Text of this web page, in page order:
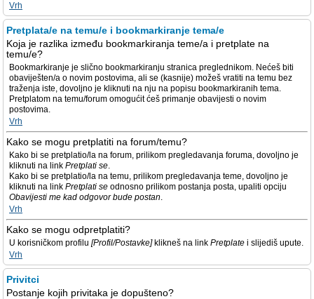
Vrh
Pretplata/e na temu/e i bookmarkiranje tema/e
Koja je razlika između bookmarkiranja teme/a i pretplate na
temu/e?
Bookmarkiranje je slično bookmarkiranju stranica preglednikom. Nećeš biti
obaviješten/a o novim postovima, ali se (kasnije) možeš vratiti na temu bez
traženja iste, dovoljno je kliknuti na nju na popisu bookmarkiranih tema.
Pretplatom na temu/forum omogućit ćeš primanje obavijesti o novim
postovima.
Vrh
Kako se mogu pretplatiti na forum/temu?
Kako bi se pretplatio/la na forum, prilikom pregledavanja foruma, dovoljno je
kliknuti na link Pretplati se.
Kako bi se pretplatio/la na temu, prilikom pregledavanja teme, dovoljno je
kliknuti na link Pretplati se odnosno prilikom postanja posta, upaliti opciju
Obavijesti me kad odgovor bude postan.
Vrh
Kako se mogu odpretplatiti?
U korisničkom profilu [Profil/Postavke]klikneš na link Pretplate i slijediš upute.
Vrh
Privitci
Postanje kojih privitaka je dopušteno?